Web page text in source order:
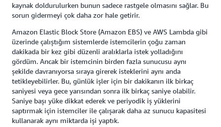
kaynak doldurulurken bunun sadece rastgele olmasını sağlar. Bu
sorun gidermeyi çok daha zor hale getirir.
Amazon Elastic Block Store (Amazon EBS) ve AWS Lambda gibi
üzerinde çalıştığım sistemlerde istemcilerin çoğu zaman
dakikada bir kez gibi düzenli aralıklarla istek yolladığını
gördüm. Ancak bir istemcinin birden fazla sunucusu aynı
şekilde davranıyorsa sıraya girerek isteklerini aynı anda
tetikleyebilirler. Bu, günlük işler için bir dakikanın ilk birkaç
saniyesi veya gece yarısından sonra ilk birkaç saniye olabilir.
Saniye başı yüke dikkat ederek ve periyodik iş yüklerini
saptırmak için istemciler ile çalışarak daha az sunucu kapasitesi
kullanarak aynı miktarda işi yaptık.